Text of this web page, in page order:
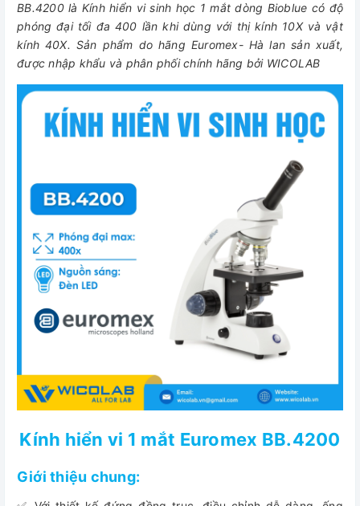
BB.4200 là Kính hiển vi sinh học 1 mắt dòng Bioblue có độ
phóng đại tối đa 400 lần khi dùng với thị kính 10X và vật
kính 40X. Sản phẩm do hãng Euromex- Hà lan sản xuất,
được nhập khẩu và phân phối chính hãng bởi WICOLAB
Kính hiển vi 1 mắt Euromex BB.4200
Giới thiệu chung: